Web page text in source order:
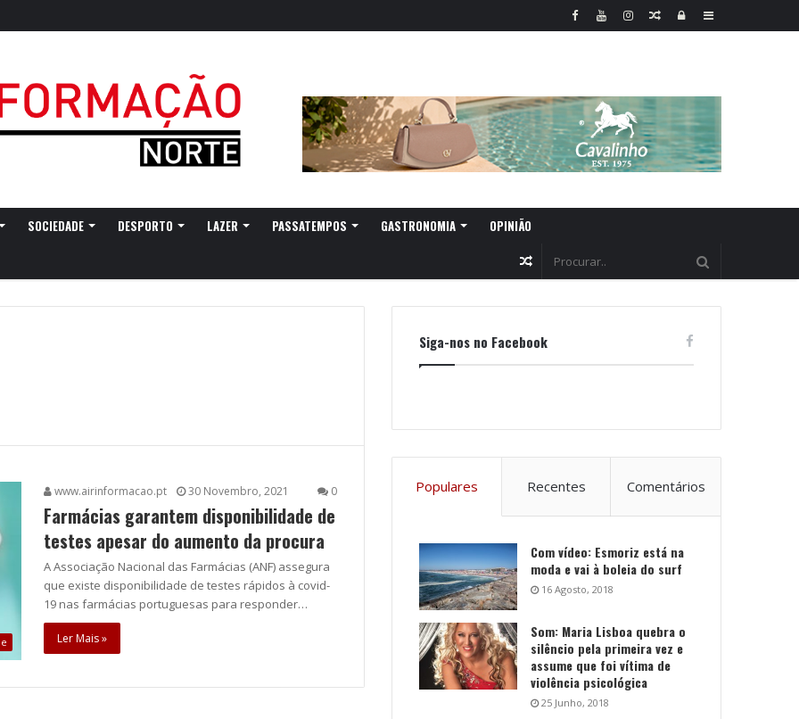
Sidebar
Log
Random
SOCIEDADE DESPORTO LAZER PASSATEMPOS GASTRONOMIA OPINIÃO
Random
www.airinformacao.pt 30 Novembro, 2021 0
Farmácias garantem disponibilidade de
testes apesar do aumento da procura
A Associação Nacional das Farmácias (ANF) assegura
que existe disponibilidade de testes rápidos à covid-
19 nas farmácias portuguesas para responder…
Ler Mais »
Siga-nos no Facebook
Populares Recentes Comentários
Com vídeo: Esmoriz está na
moda e vai à boleia do surf
16 Agosto, 2018
Som: Maria Lisboa quebra o
silêncio pela primeira vez e
assume que foi vítima de
violência psicológica
25 Junho, 2018